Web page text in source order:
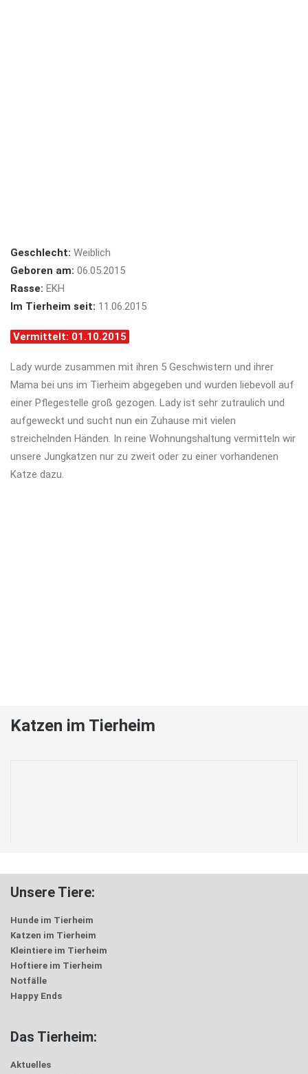
Geschlecht: Weiblich
Geboren am: 06.05.2015
Rasse: EKH
Im Tierheim seit: 11.06.2015
Vermittelt: 01.10.2015
Lady wurde zusammen mit ihren 5 Geschwistern und ihrer
Mama bei uns im Tierheim abgegeben und wurden liebevoll auf
einer Pflegestelle groß gezogen. Lady ist sehr zutraulich und
aufgeweckt und sucht nun ein Zuhause mit vielen
streichelnden Händen. In reine Wohnungshaltung vermitteln wir
unsere Jungkatzen nur zu zweit oder zu einer vorhandenen
Katze dazu.
Katzen im Tierheim
Unsere Tiere:
Hunde im Tierheim
Katzen im Tierheim
Kleintiere im Tierheim
Hoftiere im Tierheim
Notfälle
Happy Ends
Das Tierheim:
Aktuelles